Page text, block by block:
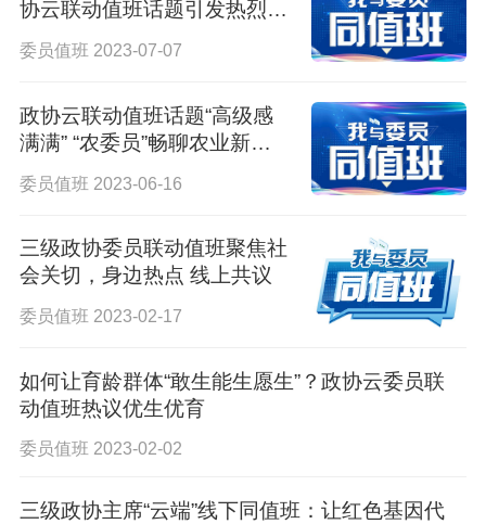
协云联动值班话题引发热烈互
动交流
委员值班 2023-07-07
政协云联动值班话题“高级感
满满” “农委员”畅聊农业新热
点
委员值班 2023-06-16
三级政协委员联动值班聚焦社
会关切，身边热点 线上共议
委员值班 2023-02-17
如何让育龄群体“敢生能生愿生”？政协云委员联
动值班热议优生优育
委员值班 2023-02-02
三级政协主席“云端”线下同值班：让红色基因代